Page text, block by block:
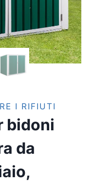
I RIFIUTI
bidoni
da